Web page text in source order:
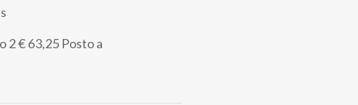
2€ 63,25 Posto a